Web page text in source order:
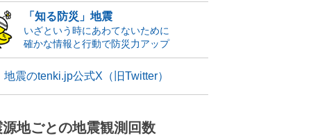
「知る防災」地震
いざという時にあわてないために
確かな情報と行動で防災力アップ
地震のtenki.jp公式X（旧Twitter）
源地ごとの地震観測回数